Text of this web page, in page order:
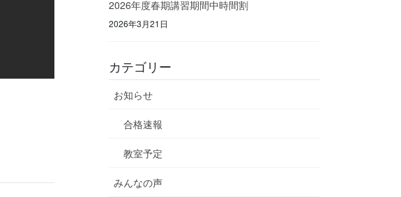
2026年度春期講習期間中時間割
2026年3月21日
カテゴリー
お知らせ
合格速報
教室予定
みんなの声